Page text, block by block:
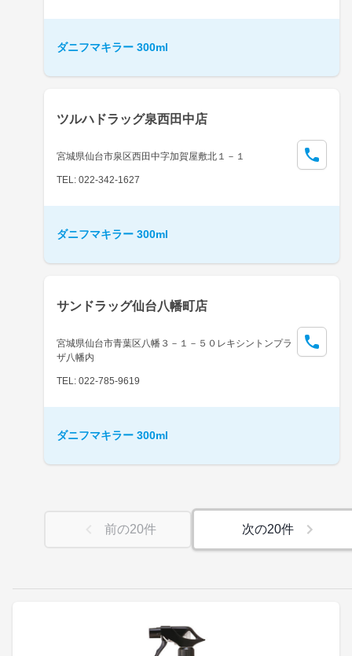
ダニフマキラー 300ml
ツルハドラッグ泉西田中店
宮城県仙台市泉区西田中字加賀屋敷北１－１
TEL: 022-342-1627
ダニフマキラー 300ml
サンドラッグ仙台八幡町店
宮城県仙台市青葉区八幡３－１－５０レキシントンプラ
ザ八幡内
TEL: 022-785-9619
ダニフマキラー 300ml
前の20件 次の20件